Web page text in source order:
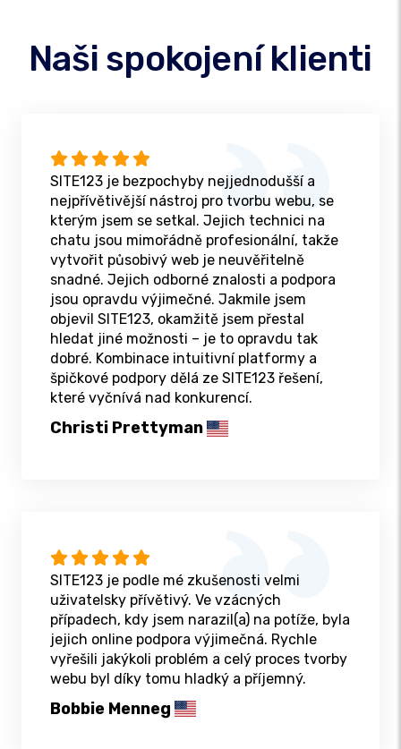
Naši spokojení klienti
SITE123 je bezpochyby nejjednodušší a
nejpřívětivější nástroj pro tvorbu webu, se
kterým jsem se setkal. Jejich technici na
chatu jsou mimořádně profesionální, takže
vytvořit působivý web je neuvěřitelně
snadné. Jejich odborné znalosti a podpora
jsou opravdu výjimečné. Jakmile jsem
objevil SITE123, okamžitě jsem přestal
hledat jiné možnosti – je to opravdu tak
dobré. Kombinace intuitivní platformy a
špičkové podpory dělá ze SITE123 řešení,
které vyčnívá nad konkurencí.
Christi Prettyman
SITE123 je podle mé zkušenosti velmi
uživatelsky přívětivý. Ve vzácných
případech, kdy jsem narazil(a) na potíže, byla
jejich online podpora výjimečná. Rychle
vyřešili jakýkoli problém a celý proces tvorby
webu byl díky tomu hladký a příjemný.
Bobbie Menneg